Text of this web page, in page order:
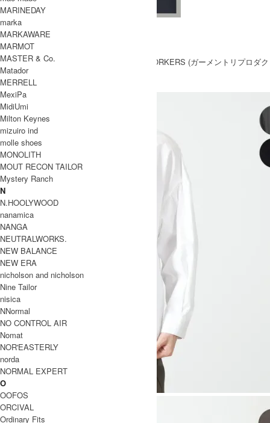
NEW HENRY NECK SHIRT
SOLD OUT
全 [1] 商品中 [1-1] 商品を表示しています
TOP>GARMENT REPRODUCTION OF WORKERS (ガーメントリプロダク
ションオブワーカーズ)
MARINEDAY
marka
MARKAWARE
MARMOT
MASTER & Co.
Matador
MERRELL
MexiPa
MidiUmi
Milton Keynes
mizuiro ind
molle shoes
MONOLITH
MOUT RECON TAILOR
Mystery Ranch
N
N.HOOLYWOOD
nanamica
NANGA
NEUTRALWORKS.
NEW BALANCE
NEW ERA
nicholson and nicholson
Nine Tailor
nisica
NNormal
NO CONTROL AIR
Nomat
NOR'EASTERLY
norda
NORMAL EXPERT
O
OOFOS
ORCIVAL
Ordinary Fits